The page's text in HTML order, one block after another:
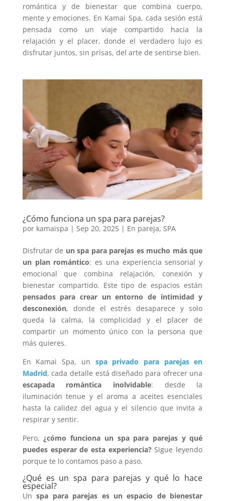
romántica y de bienestar que combina cuerpo,
mente y emociones. En Kamai Spa, cada sesión está
pensada como un viaje compartido hacia la
relajación y el placer, donde el verdadero lujo es
disfrutar juntos, sin prisas, del arte de sentirse bien.
¿Cómo funciona un spa para parejas?
por kamaispa | Sep 20, 2025| En pareja, SPA
Disfrutar de un spa para parejas es mucho más que
un plan romántico: es una experiencia sensorial y
emocional que combina relajación, conexión y
bienestar compartido. Este tipo de espacios están
pensados para crear un entorno de intimidad y
desconexión, donde el estrés desaparece y solo
queda la calma, la complicidad y el placer de
compartir un momento único con la persona que
más quieres.
En Kamai Spa, un spa privado para parejas en
Madrid, cada detalle está diseñado para ofrecer una
escapada romántica
inolvidable: desde la
iluminación tenue y el aroma a aceites esenciales
hasta la calidez del agua y el silencio que invita a
respirar y sentir.
Pero,¿cómo funciona un spa para parejas y qué
puedes esperar de esta experiencia?Sigue leyendo
porque te lo contamos paso a paso.
¿Qué es un spa para parejas y qué lo hace
especial?
Unspa para parejas es un espacio de bienestar